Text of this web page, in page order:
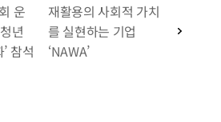
운
년
참석
재활용의 사회적 가치
를 실현하는 기업
‘NAWA’